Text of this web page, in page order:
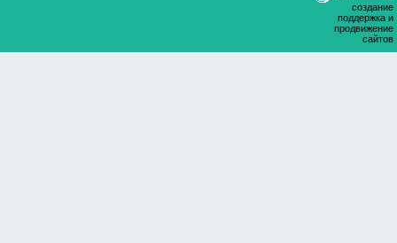
создание
поддержка и
продвижение
сайтов